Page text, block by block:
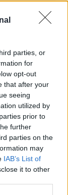
parties, or
for
opt-out
that after your
seeing
utilized by
prior to
further
parties on the
may
IAB’s List of
it to other
žalu
žal, klimatický
to nové
prožívali
i lidé v
jsou na jednu
až do
nastal čas říci si
hovořili s
zabývajícím se
krize a
o